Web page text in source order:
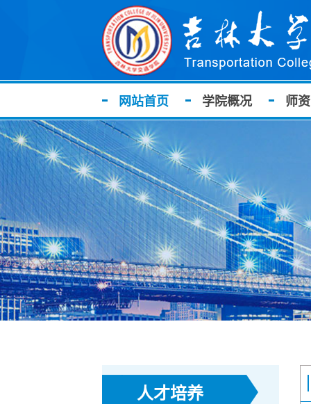
网站首页 学院概况 师
人才培养